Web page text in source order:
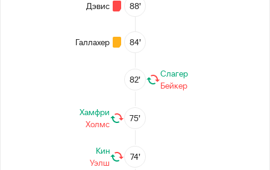
88’
Дэвис
84’
Галлахер
82’
Слагер
Бейкер
75’
Хамфри
Холмс
74’
Кин
Уэлш